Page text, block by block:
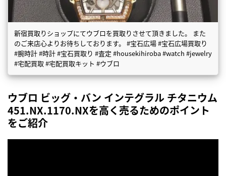
新宿買取りショップにてウブロを買取りさせて頂きました。 また
のご来店心よりお待ちしております。 #宝石広場 #宝石広場買取り
#腕時計 #時計 #宝石買取り #査定 #housekihiroba #watch #jewelry
#宅配買取 #宅配買取キット #ウブロ
ウブロ ビッグ・バン インテグラル チタニウム
451.NX.1170.NXを高く売るためのポイント
をご紹介